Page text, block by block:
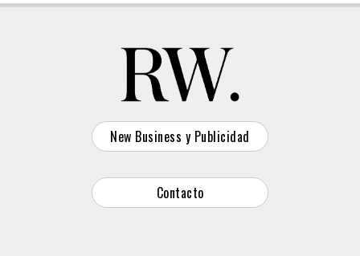
New Business y Publicidad
Contacto